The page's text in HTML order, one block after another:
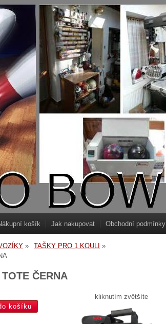
košík Jak nakupovat Obchodní podmínky
TAŠKY PRO 1 KOULI
ČERNA
kliknutím zvětšíte